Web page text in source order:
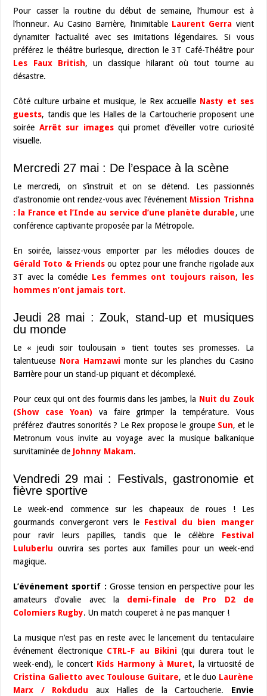
Pour casser la routine du début de semaine, l’humour est à
l’honneur. Au Casino Barrière, l’inimitable Laurent Gerra vient
dynamiter l’actualité avec ses imitations légendaires. Si vous
préférez le théâtre burlesque, direction le 3T Café-Théâtre pour
Les Faux British, un classique hilarant où tout tourne au
désastre.
Côté culture urbaine et musique, le Rex accueille Nasty et ses
guests, tandis que les Halles de la Cartoucherie proposent une
soirée Arrêt sur imagesqui promet d’éveiller votre curiosité
visuelle.
Mercredi 27 mai : De l’espace à la scène
Le mercredi, on s’instruit et on se détend. Les passionnés
d’astronomie ont rendez-vous avec l’événement Mission Trishna
: la France et l’Inde au service d’une planète durable, une
conférence captivante proposée par la Métropole.
En soirée, laissez-vous emporter par les mélodies douces de
Gérald Toto & Friends ou optez pour une franche rigolade aux
3T avec la comédie Les femmes ont toujours raison, les
hommes n’ont jamais tort.
Jeudi 28 mai : Zouk, stand-up et musiques
du monde
Le « jeudi soir toulousain » tient toutes ses promesses. La
talentueuse Nora Hamzawimonte sur les planches du Casino
Barrière pour un stand-up piquant et décomplexé.
Pour ceux qui ont des fourmis dans les jambes, la Nuit du Zouk
(Show case Yoan) va faire grimper la température. Vous
préférez d’autres sonorités ? Le Rex propose le groupe Sun, et le
Metronum vous invite au voyage avec la musique balkanique
survitaminée de Johnny Makam.
Vendredi 29 mai : Festivals, gastronomie et
fièvre sportive
Le week-end commence sur les chapeaux de roues ! Les
gourmands convergeront vers le Festival du bien manger
pour ravir leurs papilles, tandis que le célèbre
Festival
Luluberlu ouvrira ses portes aux familles pour un week-end
magique.
L’événement sportif : Grosse tension en perspective pour les
amateurs d’ovalie avec la
demi-finale de Pro D2 de
Colomiers Rugby. Un match couperet à ne pas manquer !
La musique n’est pas en reste avec le lancement du tentaculaire
événement électronique CTRL-F au Bikini (qui durera tout le
week-end), le concert Kids Harmony à Muret, la virtuosité de
Cristina Galietto avec Toulouse Guitare, et le duo Laurène
Marx / Rokdudu aux Halles de la Cartoucherie. Envie